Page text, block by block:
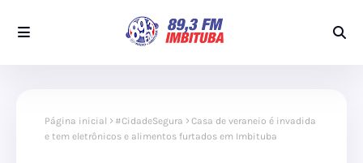
Página inicial #CidadeSegura
Casa de veraneio é invadida
e tem eletrônicos e alimentos furtados em Imbituba